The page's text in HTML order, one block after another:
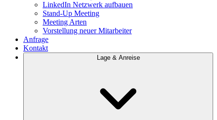
LinkedIn Netzwerk aufbauen
Stand-Up Meeting
Meeting Arten
Vorstellung neuer Mitarbeiter
Anfrage
Kontakt
Lage & Anreise